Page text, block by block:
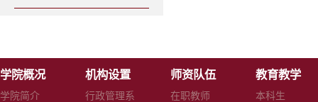
学院概况
学院简介
机构设置
行政管理系
师资队伍
在职教师
教育教学
本科生